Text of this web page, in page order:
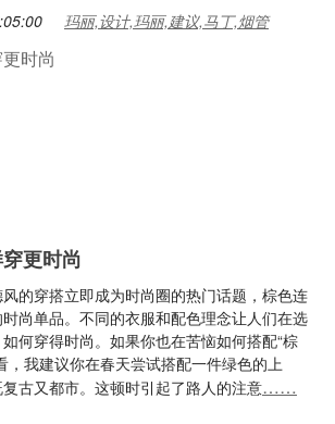
玛丽,设计,玛丽,建议,马丁,烟管
更时尚
的穿搭立即成为时尚圈的热门话题，棕色连
尚单品。不同的衣服和配色理念让人们在选
何穿得时尚。如果你也在苦恼如何搭配“棕
，我建议你在春天尝试搭配一件绿色的上
古又都市。这顿时引起了路人的注意……